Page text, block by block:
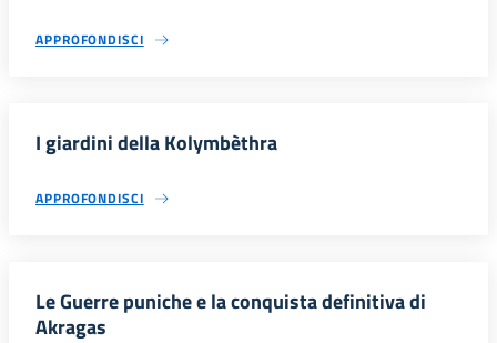
APPROFONDISCI
I giardini della Kolymbèthra
APPROFONDISCI
Le Guerre puniche e la conquista definitiva di
Akragas